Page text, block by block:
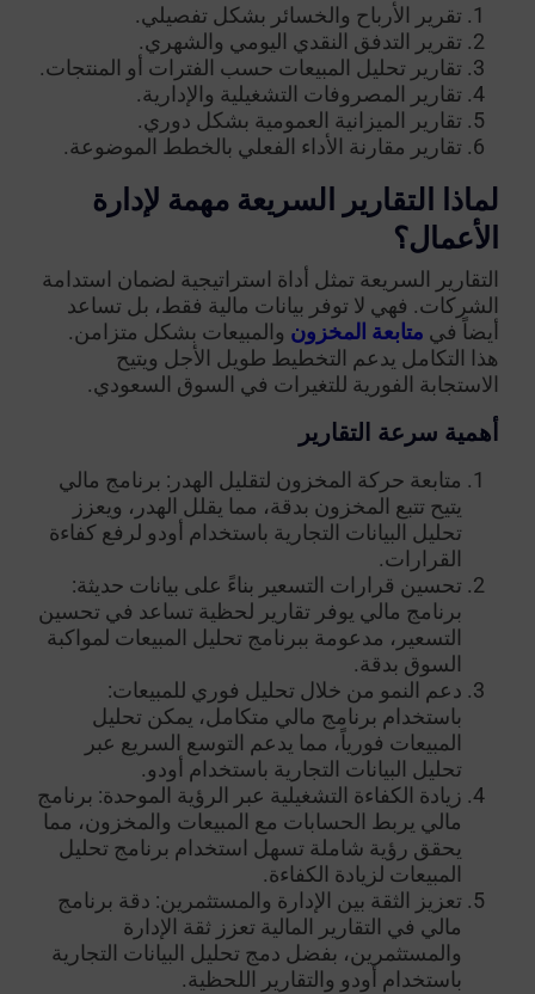
تقرير الأرباح والخسائر بشكل تفصيلي.
تقرير التدفق النقدي اليومي والشهري.
تقارير تحليل المبيعات حسب الفترات أو المنتجات.
تقارير المصروفات التشغيلية والإدارية.
تقارير الميزانية العمومية بشكل دوري.
تقارير مقارنة الأداء الفعلي بالخطط الموضوعة.
لماذا التقارير السريعة مهمة لإدارة
الأعمال؟
التقارير السريعة تمثل أداة استراتيجية لضمان استدامة
الشركات. فهي لا توفر بيانات مالية فقط، بل تساعد
أيضاً في متابعة المخزون والمبيعات بشكل متزامن.
هذا التكامل يدعم التخطيط طويل الأجل ويتيح
الاستجابة الفورية للتغيرات في السوق السعودي.
أهمية سرعة التقارير
متابعة حركة المخزون لتقليل الهدر: برنامج مالي
يتيح تتبع المخزون بدقة، مما يقلل الهدر، ويعزز
تحليل البيانات التجارية باستخدام أودو لرفع كفاءة
القرارات.
تحسين قرارات التسعير بناءً على بيانات حديثة:
برنامج مالي يوفر تقارير لحظية تساعد في تحسين
التسعير، مدعومة ببرنامج تحليل المبيعات لمواكبة
السوق بدقة.
دعم النمو من خلال تحليل فوري للمبيعات:
باستخدام برنامج مالي متكامل، يمكن تحليل
المبيعات فورياً، مما يدعم التوسع السريع عبر
تحليل البيانات التجارية باستخدام أودو.
زيادة الكفاءة التشغيلية عبر الرؤية الموحدة: برنامج
مالي يربط الحسابات مع المبيعات والمخزون، مما
يحقق رؤية شاملة تسهل استخدام برنامج تحليل
المبيعات لزيادة الكفاءة.
تعزيز الثقة بين الإدارة والمستثمرين: دقة برنامج
مالي في التقارير المالية تعزز ثقة الإدارة
والمستثمرين، بفضل دمج تحليل البيانات التجارية
باستخدام أودو والتقارير اللحظية.